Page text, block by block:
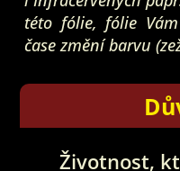
této fólie, fólie
čase změní barvu
Životnost,